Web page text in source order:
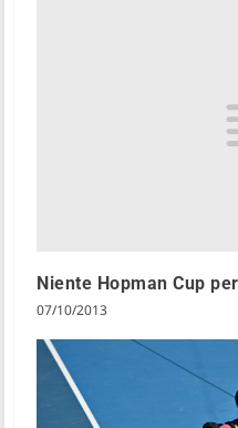
Niente Hopman Cup
07/10/2013